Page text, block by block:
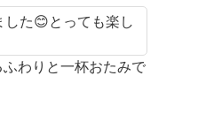
た😊とっても楽し
わりと一杯おたみで